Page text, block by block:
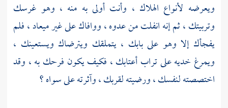
ويعرضه لأنواع الهلاك ، وأنت أولى به منه ، وهو غرسك
وتربيتك ، ثم إنه انفلت من عدوه ، ووافاك على غير ميعاد ، فلم
يفجأك إلا وهو على بابك ، يتملقك ويترضاك ويستعينك ،
ويمرغ خديه على تراب أعتابك ، فكيف يكون فرحك به ، وقد
اختصصته لنفسك ، ورضيته لقربك ، وآثرته على سواه ؟